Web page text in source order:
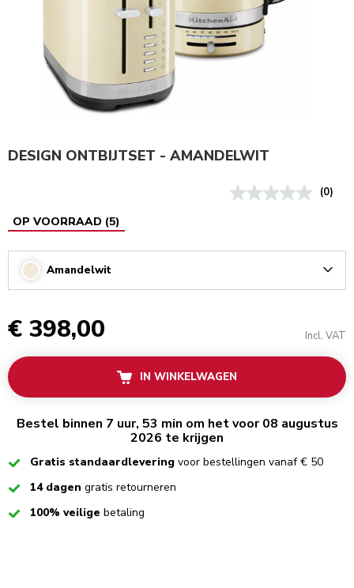
DESIGN ONTBIJTSET - AMANDELWIT
(0)
OP VOORRAAD (5)
Amandelwit
€ 398,00 Incl. VAT
IN WINKELWAGEN
Bestel binnen 7 uur, 53 min om het voor 08 augustus
2026 te krijgen
CheckedGratis standaardlevering voor bestellingen vanaf € 50
Checked14 dagen gratis retourneren
Checked100% veilige betaling